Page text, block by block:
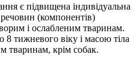
є підвищена індивідуальна
(компонентів)
і ослабленим тваринам.
8 тижневого віку і масою тіла
тваринам, крім собак.